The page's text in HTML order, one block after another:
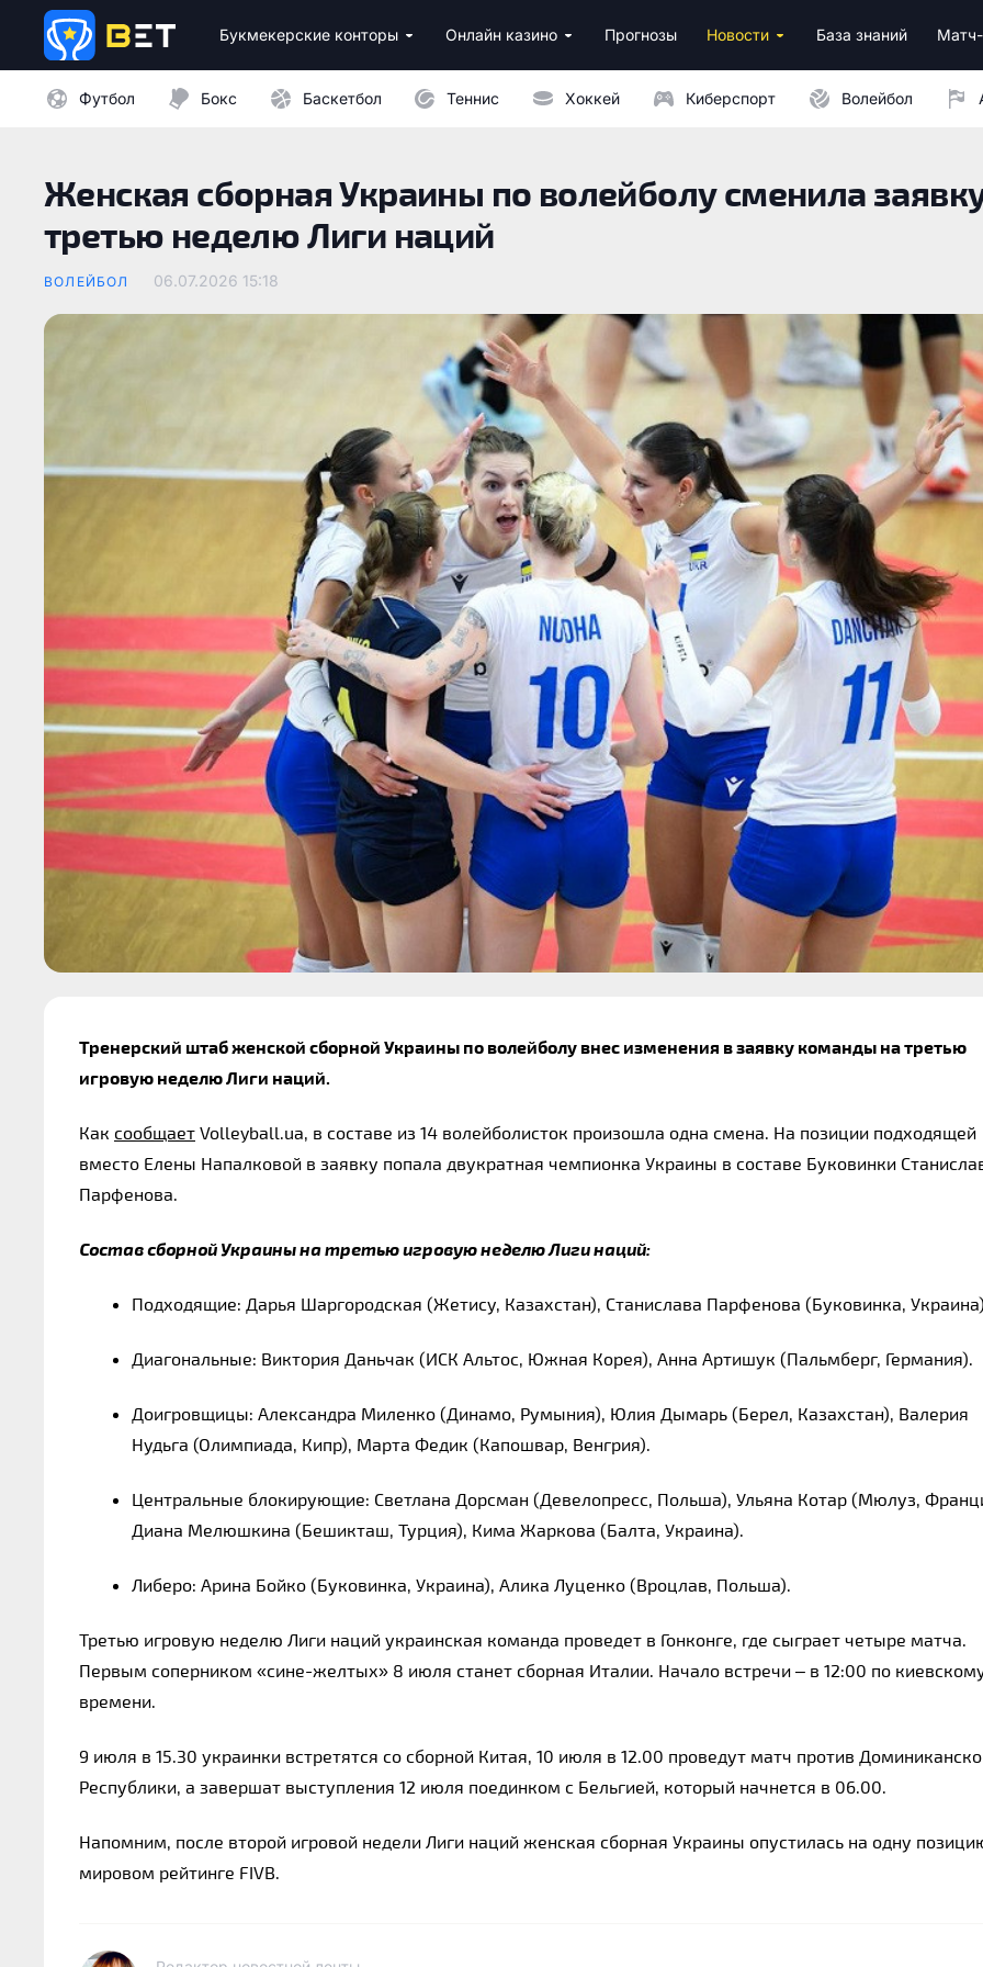
Букмекерские конторы Онлайн казино Прогнозы Новости База знаний
Футбол Бокс Баскетбол Теннис Хоккей Киберспорт Волейбол
Женская сборная Украины по волейболу сменила
третью неделю Лиги наций
ВОЛЕЙБОЛ 06.07.2026 15:18
Тренерский штаб женской сборной Украины по волейболу внес изменения в заявку команды на третью
игровую неделю Лиги наций.
Как сообщает Volleyball.ua, в составе из 14 волейболисток произошла одна смена. На позиции подходящей
вместо Елены Напалковой в заявку попала двукратная чемпионка Украины в составе Буковинки
Парфенова.
Состав сборной Украины на третью игровую неделю Лиги наций:
Подходящие: Дарья Шаргородская (Жетису, Казахстан), Станислава Парфенова (Буковинка,
Диагональные: Виктория Даньчак (ИСК Альтос, Южная Корея), Анна Артишук (Пальмберг, Германия).
Доигровщицы: Александра Миленко (Динамо, Румыния), Юлия Дымарь (Берел, Казахстан), Валерия
Нудьга (Олимпиада, Кипр), Марта Федик (Капошвар, Венгрия).
Центральные блокирующие: Светлана Дорсман (Девелопресс, Польша), Ульяна Котар (Мюлуз,
Диана Мелюшкина (Бешикташ, Турция), Кима Жаркова (Балта, Украина).
Либеро: Арина Бойко (Буковинка, Украина), Алика Луценко (Вроцлав, Польша).
Третью игровую неделю Лиги наций украинская команда проведет в Гонконге, где сыграет четыре матча.
Первым соперником «сине-желтых» 8 июля станет сборная Италии. Начало встречи – в 12:00 по
времени.
9 июля в 15.30 украинки встретятся со сборной Китая, 10 июля в 12.00 проведут матч против
Республики, а завершат выступления 12 июля поединком с Бельгией, который начнется в 06.00.
Напомним, после второй игровой недели Лиги наций женская сборная Украины опустилась на одну
мировом рейтинге FIVB.